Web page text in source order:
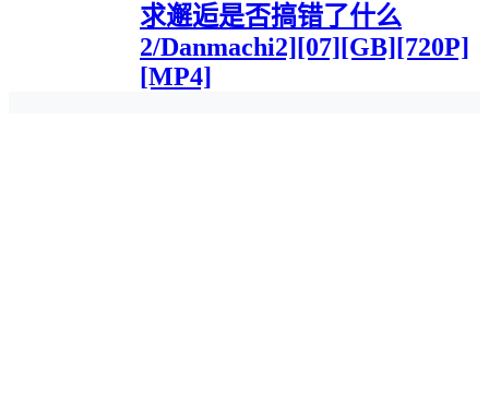
求邂逅是否搞错了什么
2/Danmachi2][07][GB][720P]
[MP4]